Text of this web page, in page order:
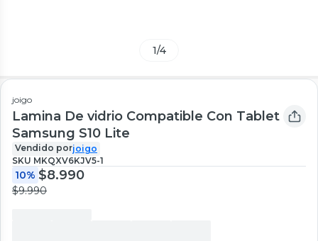
1/4
joigo
Lamina De vidrio Compatible Con Tablet
Samsung S10 Lite
Vendido porjoigo
SKU MKQXV6KJV5-1
10% $8.990
$9.990